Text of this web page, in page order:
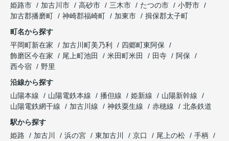
姫路市
加古川市 高砂市 三木市 たつの市
小野市
加古郡播磨町
神崎郡福崎町 加東市
揖保郡太子町
町名から探す
平岡町新在家
加古川町美乃利
四郷町東阿保
飾磨区今在家
尾上町池田 米田町米田 田寺
阿保
西今宿
野里
沿線から探す
山陽本線
山陽電鉄本線 播但線 姫新線
山陽新幹線
山陽電鉄網干線
加古川線 神鉄粟生線 赤穂線
北条鉄道
駅から探す
姫路
加古川 浜の宮 東加古川 京口 尾上の松
手柄